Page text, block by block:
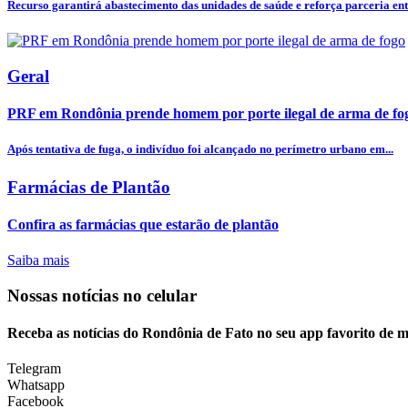
Recurso garantirá abastecimento das unidades de saúde e reforça parceria
Geral
PRF em Rondônia prende homem por porte ilegal de arma de
Após tentativa de fuga, o indivíduo foi alcançado no perímetro urbano em...
Farmácias de Plantão
Confira as farmácias que estarão de plantão
Saiba mais
Nossas notícias no celular
Receba as notícias do Rondônia de Fato no seu app favorito de
Telegram
Whatsapp
Facebook